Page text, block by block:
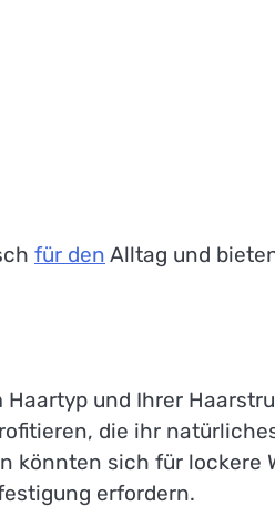
für den Alltag und
und Ihrer
die ihr
könnten sich für lockere
erfordern.